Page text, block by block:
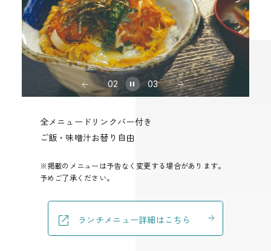
02 03
全メニュードリンクバー付き
ご飯・味噌汁お替り自由
※掲載のメニューは予告なく変更する場合があります。
予めご了承ください。
ランチメニュー詳細はこちら